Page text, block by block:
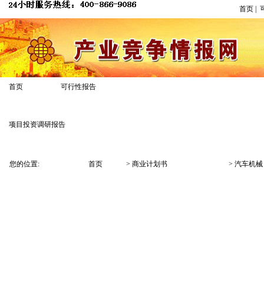
首页
首页 可行性报告
项目投资调研报告
您的位置: 首页 > 商业计划书 > 汽车机械